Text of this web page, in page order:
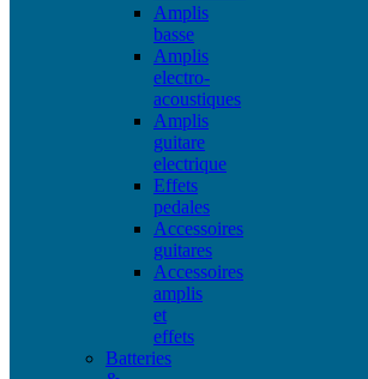
Amplis
basse
Amplis
electro-
acoustiques
Amplis
guitare
electrique
Effets
pedales
Accessoires
guitares
Accessoires
amplis
et
effets
Batteries